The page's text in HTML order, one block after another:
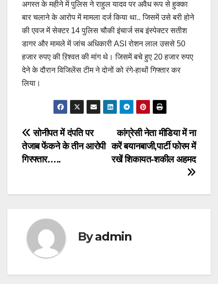
अगस्त के महीने में पुलिस ने राहुल यादव पर अवैध रूप से हुक्का
बार चलाने के आरोप में मामला दर्ज किया था.. जिसमें उसे बरी होने
की एवज में सेक्टर 14 पुलिस चौकी इंचार्ज सब इंस्पेक्टर सतीश
डागर और मामले में जांच अधिकारी ASI रोशन लाल उससे 50
हजार रुपए की ऱिश्वत की मांग थे। जिसमें बचे हुए 20 हजार रुपए
देने के दौरान विजिलेंस टीम ने दोनों को रंगे-हाथों गिफ्तार कर
लिया।
Post
navigation
कांग्रेसी नेता मीडिया में ना
करें बयानबाजी,पार्टी फोरम में
रखें शिकायत-शकील अहमद
सोनीपत में दंपति पर
तेजाब फेंकने के तीन आरोपी
गिरफ्तार…..
Byadmin